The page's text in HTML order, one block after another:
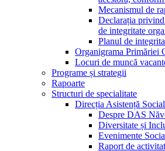
Mecanismul de
Declarația privind
de integritate
Planul de
Organigrama Primăriei
Locuri de muncă
Programe și strategii
Rapoarte
Structuri de specialitate
Direcția Asistență
Despre DAS
Diversitate și
Evenimente
Raport de